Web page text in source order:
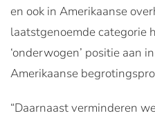
en ook in Amerikaanse
laatstgenoemde categorie
‘onderwogen’ positie aan
Amerikaanse
“Daarnaast verminderen